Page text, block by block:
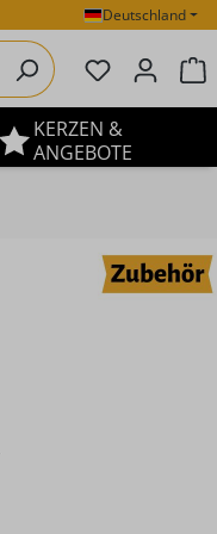
Deutschland
Du hast 0
KERZEN &
ANGEBOTE